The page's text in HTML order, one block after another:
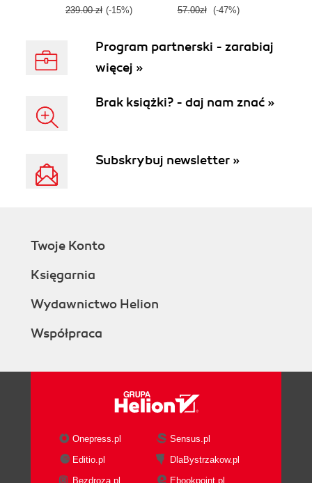
239.00 zł (-15%) 57.00zł (-47%)
Program partnerski - zarabiaj
więcej »
Brak książki? - daj nam znać »
Subskrybuj newsletter »
Twoje Konto
Księgarnia
Wydawnictwo Helion
Współpraca
Onepress.pl
Sensus.pl
Editio.pl
DlaBystrzakow.pl
Bezdroza.pl
Ebookpoint.pl